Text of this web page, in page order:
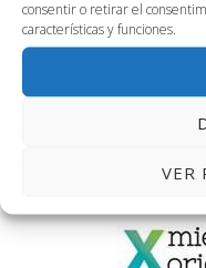
consentir o retirar el
características y funciones.
VER
Málaga, España
CW. Visita
Coworking, 4ª